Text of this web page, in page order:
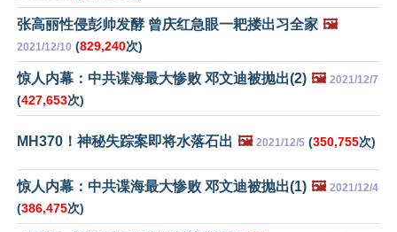
张高丽性侵彭帅发酵 曾庆红急眼一耙搂出习全家 🖼️
2021/12/10 (829,240次)
惊人内幕：中共谍海最大惨败 邓文迪被抛出(2) 🖼️ 2021/12/7
(427,653次)
MH370！神秘失踪案即将水落石出 🖼️ 2021/12/5 (350,755次)
惊人内幕：中共谍海最大惨败 邓文迪被抛出(1) 🖼️ 2021/12/4
(386,475次)